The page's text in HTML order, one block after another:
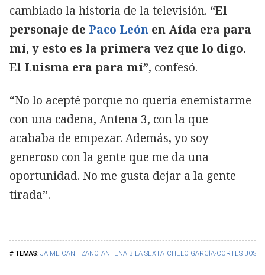
JAIME CANTIZANO ANTENA 3 LA SEXTA CHELO GARCÍA-CORTÉS JOSÉ
cambiado la historia de la televisión. “El
personaje de Paco León en Aída era para
mí, y esto es la primera vez que lo digo.
El Luisma era para mí”, confesó.
“No lo acepté porque no quería enemistarme
con una cadena, Antena 3, con la que
acababa de empezar. Además, yo soy
generoso con la gente que me da una
oportunidad. No me gusta dejar a la gente
tirada”.